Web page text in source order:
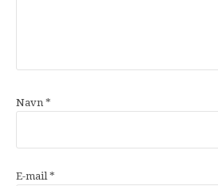
Navn *
E-mail *